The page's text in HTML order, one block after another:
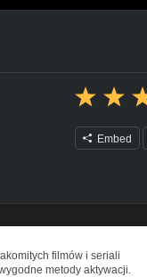
Embed
filmów i seriali
metody aktywacji.